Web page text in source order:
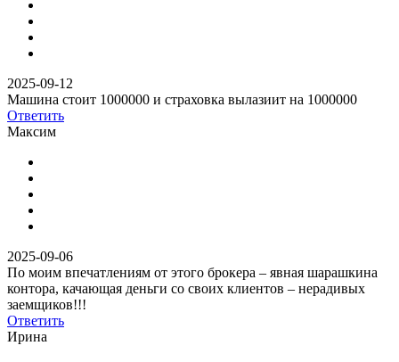
2025-09-12
Машина стоит 1000000 и страховка вылазиит на 1000000
Ответить
Максим
2025-09-06
По моим впечатлениям от этого брокера – явная шарашкина
контора, качающая деньги со своих клиентов – нерадивых
заемщиков!!!
Ответить
Ирина